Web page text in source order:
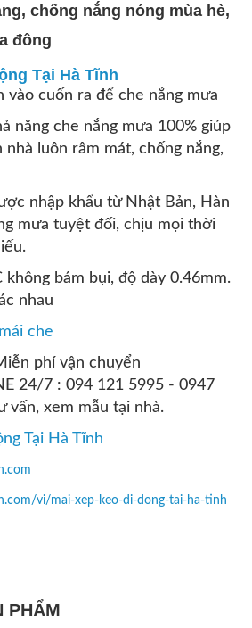
chống nắng nóng mùa hè,
đông
Tại Hà Tĩnh
vào cuốn ra để che nắng mưa
năng che nắng mưa 100% giúp
nhà luôn râm mát, chống nắng,
nhập khẩu từ Nhật Bản, Hàn
mưa tuyệt đối, chịu mọi thời
không bám bụi, độ dày 0.46mm.
nhau
che
phí vận chuyển
24/7 : 094 121 5995 - 0947
vấn, xem mẫu tại nhà.
Tại Hà Tĩnh
vi/mai-xep-keo-di-dong-tai-ha-tinh
PHẨM